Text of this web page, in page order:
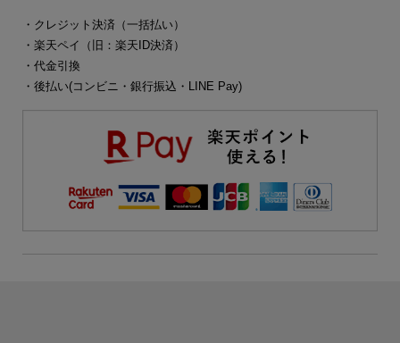
・クレジット決済（一括払い）
・楽天ペイ（旧：楽天ID決済）
・代金引換
・後払い(コンビニ・銀行振込・LINE Pay)